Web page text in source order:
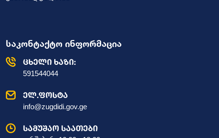
საკონტაქტო ინფორმაცია
ცხელი ხაზი:
591544044
ელ.ფოსტა
info@zugdidi.gov.ge
სამუშაო საათები